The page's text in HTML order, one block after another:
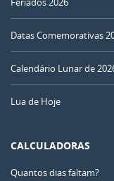
Datas Comemorativas
Calendário Lunar de
Lua de Hoje
CALCULADORAS
Quantos dias faltam?